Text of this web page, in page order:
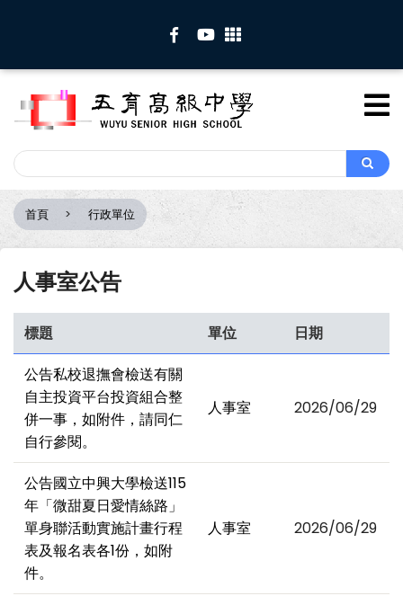
內
Search
Search
導
航
結
首頁 行政單位
人事室公告
標題 單位
日期
公告私校退撫會檢送有關
自主投資平台投資組合整
併一事，如附件，請同仁
自行參閱。
人事室 2026/06/29
公告國立中興大學檢送115
年「微甜夏日愛情絲路」
單身聯活動實施計畫行程
表及報名表各1份，如附
件。
人事室 2026/06/29